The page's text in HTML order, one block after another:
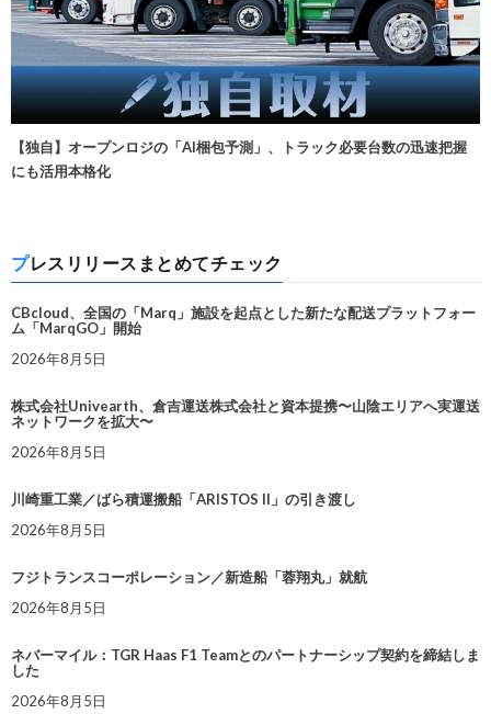
【独自】オープンロジの「AI梱包予測」、トラック必要台数の迅速把握
にも活用本格化
プレスリリースまとめてチェック
CBcloud、全国の「Marq」施設を起点とした新たな配送プラットフォー
ム「MarqGO」開始
2026年8月5日
株式会社Univearth、倉吉運送株式会社と資本提携〜山陰エリアへ実運送
ネットワークを拡大〜
2026年8月5日
川崎重工業／ばら積運搬船「ARISTOS II」の引き渡し
2026年8月5日
フジトランスコーポレーション／新造船「蓉翔丸」就航
2026年8月5日
ネバーマイル：TGR Haas F1 Teamとのパートナーシップ契約を締結しま
した
2026年8月5日